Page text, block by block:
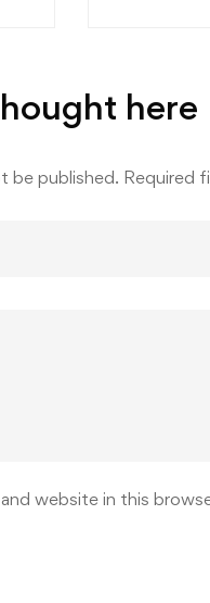
РАҚАМИИ
here
be published. Required
and website in this